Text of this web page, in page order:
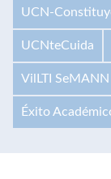
UCN-
UCNteCuida
VilLTI SeMANN
Éxito